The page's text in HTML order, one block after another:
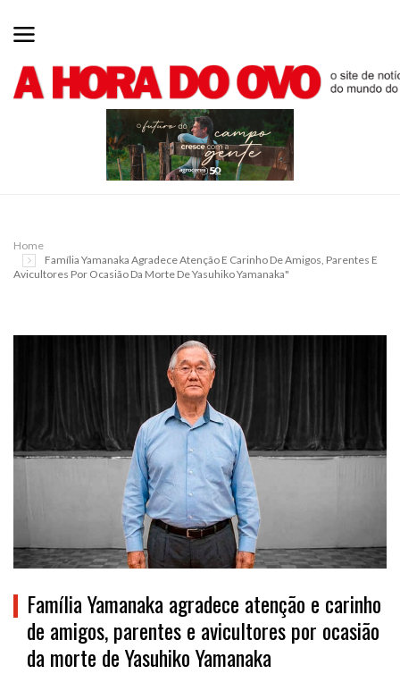
Home
Família Yamanaka Agradece Atenção E Carinho De Amigos, Parentes E
Avicultores Por Ocasião Da Morte De Yasuhiko Yamanaka"
Família Yamanaka agradece atenção e carinho
de amigos, parentes e avicultores por ocasião
da morte de Yasuhiko Yamanaka